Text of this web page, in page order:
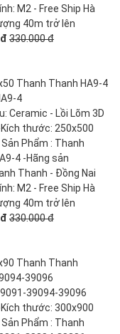
M2 - Free Ship Hà
40m trở lên
330.000 đ
Thanh Thanh HA9-4
4
Ceramic - Lồi Lõm 3D
Kích thước: 250x500
Phẩm : Thanh
4 -Hãng sản
Thanh - Đồng Nai
M2 - Free Ship Hà
40m trở lên
330.000 đ
Thanh Thanh
39096
39094-39096
Kích thước: 300x900
Phẩm : Thanh